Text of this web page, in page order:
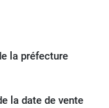
la préfecture
la date de vente